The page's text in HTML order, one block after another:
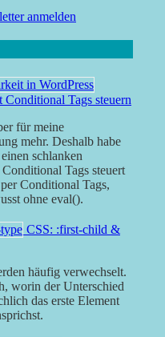
Tags steuern
für meine
mehr. Deshalb habe
schlanken
Tags steuert
Conditional Tags,
ohne eval().
CSS: :first-child &
häufig verwechselt.
worin der Unterschied
das erste Element